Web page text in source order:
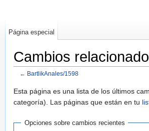
Cambios
← BartlikAnales/1598
Esta página es una lista de los últimos
categoría). Las páginas que están en tu
Opciones sobre cambios recientes
Página especial